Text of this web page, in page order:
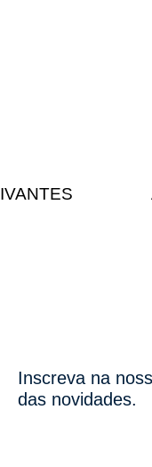
Inscreva na
das novidades.